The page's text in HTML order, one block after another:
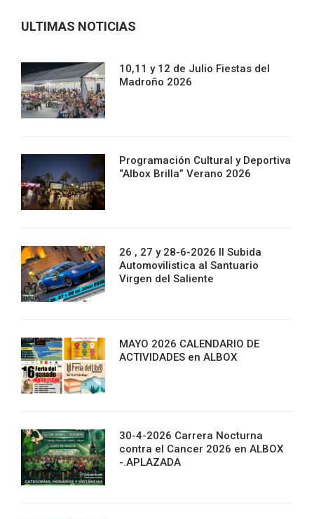
ULTIMAS NOTICIAS
10,11 y 12 de Julio Fiestas del
Madroño 2026
Programación Cultural y Deportiva
“Albox Brilla” Verano 2026
26 , 27 y 28-6-2026 II Subida
Automovilistica al Santuario
Virgen del Saliente
MAYO 2026 CALENDARIO DE
ACTIVIDADES en ALBOX
30-4-2026 Carrera Nocturna
contra el Cancer 2026 en ALBOX
-.APLAZADA